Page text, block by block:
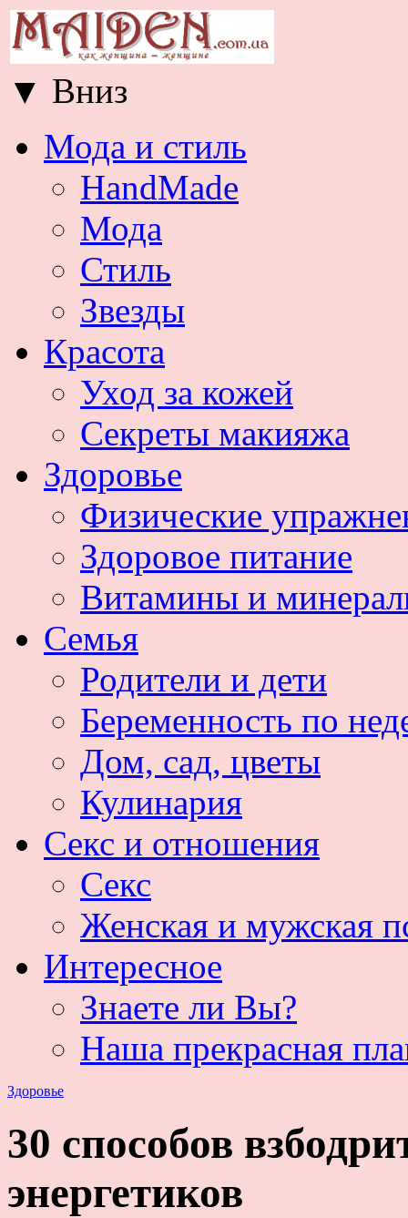
▼ Вниз
Мода и стиль
HandMade
Мода
Стиль
Звезды
Красота
Уход за кожей
Секреты макияжа
Здоровье
Физические
Здоровое питание
Витамины и
Семья
Родители и дети
Беременность по
Дом, сад, цветы
Кулинария
Секс и отношения
Секс
Женская и мужская
Интересное
Знаете ли Вы?
Наша прекрасная
Здоровье
30 способов
энергетиков